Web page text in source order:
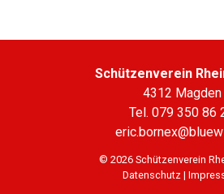
Schützenverein
4312 Magden
Tel. 079 350 86
© 2026 Schützenverein
Datenschutz